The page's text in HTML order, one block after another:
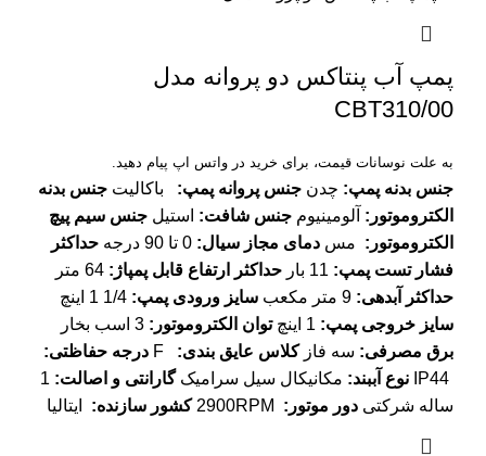
پمپ آب پنتاکس دو پروانه مدل
CBT310/00
به علت نوسانات قیمت، برای خرید در واتس اپ پیام دهید.
جنس بدنه پمپ: چدن جنس پروانه پمپ: باکالیت جنس بدنه
الکتروموتور: آلومینیوم جنس شافت: استیل جنس سیم پیچ
الکتروموتور: مس دمای مجاز سیال:
حداکثر
فشار تست پمپ:
حداکثر ارتفاع قابل پمپاژ:
حداکثر آبدهی:
سایز ورودی پمپ:
سایز خروجی پمپ:
توان الکتروموتور:
برق مصرفی: سه فازکلاس عایق بندی:
درجه حفاظتی:
نوع آببند: مکانیکال سیل سرامیکگارانتی و اصالت: 1
ساله شرکتی دور موتور: کشور سازنده: ایتالیا